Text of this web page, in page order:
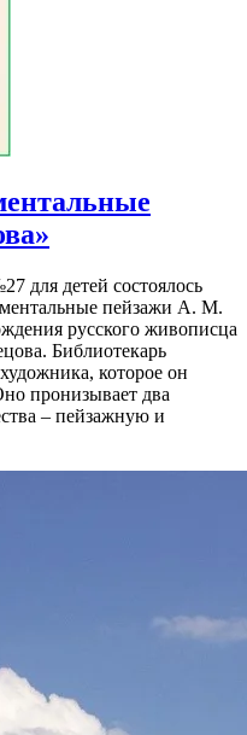
для детей состоялось
пейзажи А. М.
русского живописца
Библиотекарь
которое он
пронизывает два
– пейзажную и